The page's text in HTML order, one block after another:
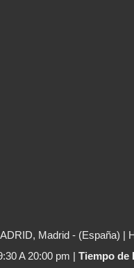
Madrid - (España)
A 20:00 pm | Tiempo de